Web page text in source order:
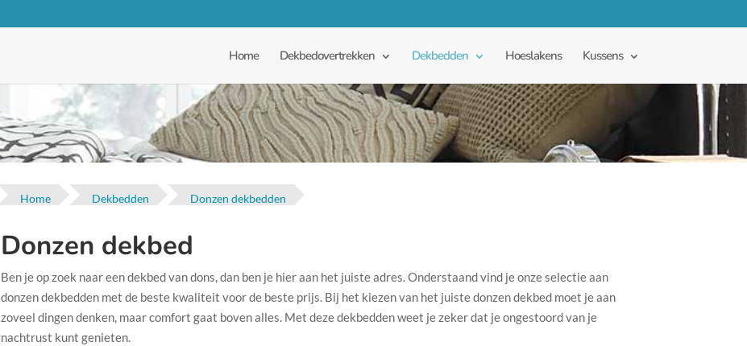
Home Dekbedovertrekken Dekbedden Hoeslakens Kussens
Home Dekbedden Donzen dekbedden
Donzen dekbed
Ben je op zoek naar een dekbed van dons, dan ben je hier aan het juiste adres. Onderstaand vind je onze selectie aan
donzen dekbedden met de beste kwaliteit voor de beste prijs. Bij het kiezen van het juiste donzen dekbed moet je aan
zoveel dingen denken, maar comfort gaat boven alles. Met deze dekbedden weet je zeker dat je ongestoord van je
nachtrust kunt genieten.